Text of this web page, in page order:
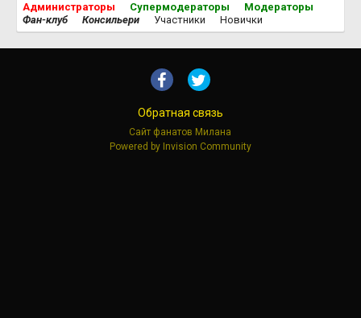
Администраторы Супермодераторы
Модераторы
Фан-клуб
Консильери Участники Новички
Обратная связь
Сайт фанатов Милана
Powered by Invision Community